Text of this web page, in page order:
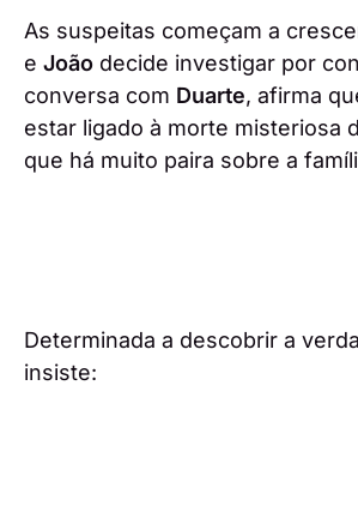
As suspeitas começam a
e João decide investigar por
conversa com Duarte, afirma
estar ligado à morte misteriosa
que há muito paira sobre a
Determinada a descobrir a
insiste: